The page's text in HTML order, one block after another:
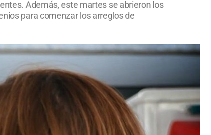
Además, este martes se abrieron los
para comenzar los arreglos de